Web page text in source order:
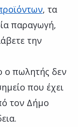
, τα
παραγωγή,
την
ο πωλητής δεν
που έχει
τον Δήμο